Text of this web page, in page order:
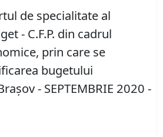
de specialitate al
- C.F.P. din cadrul
prin care se
bugetului
- SEPTEMBRIE 2020 -